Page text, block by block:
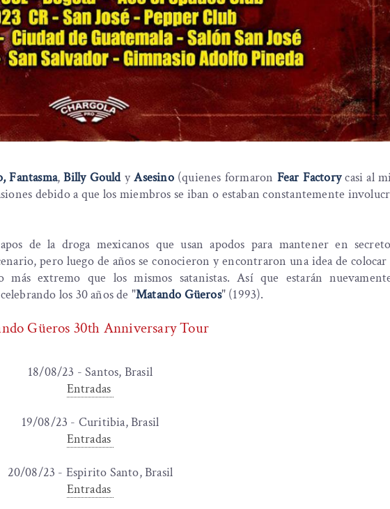
Fantasma,Billy GouldyAsesino(quienes formaron Fear Factorycasi al
debido a que los miembros se iban o estaban constantemente
de la droga mexicanos que usan apodos para mantener en
pero luego de años se conocieron y encontraron una idea de colocar
más extremo que los mismos satanistas. Así que estarán
los 30 años de "Matando Güeros" (1993).
Güeros 30th Anniversary Tour
18/08/23 - Santos, Brasil
Entradas
19/08/23 - Curitibia, Brasil
Entradas
20/08/23 - Espirito Santo, Brasil
Entradas